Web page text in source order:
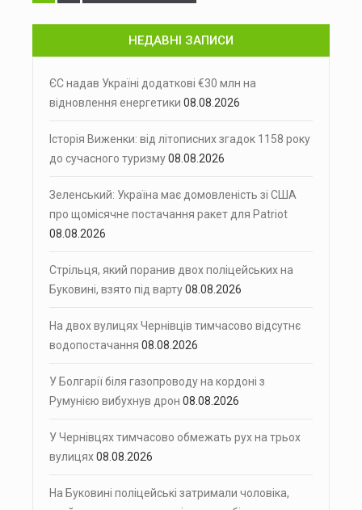
НЕДАВНІ ЗАПИСИ
ЄС надав Україні додаткові €30 млн на
відновлення енергетики 08.08.2026
Історія Виженки: від літописних згадок 1158 року
до сучасного туризму08.08.2026
Зеленський: Україна має домовленість зі США
про щомісячне постачання ракет для Patriot
08.08.2026
Стрільця, який поранив двох поліцейських на
Буковині, взято під варту08.08.2026
На двох вулицях Чернівців тимчасово відсутнє
водопостачання 08.08.2026
У Болгарії біля газопроводу на кордоні з
Румунією вибухнув дрон 08.08.2026
У Чернівцях тимчасово обмежать рух на трьох
вулицях08.08.2026
На Буковині поліцейські затримали чоловіка,